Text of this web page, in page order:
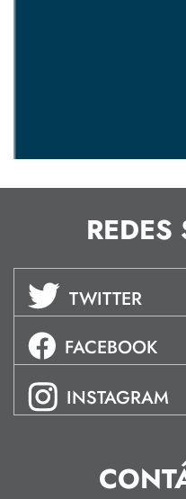
TWITTER
FACEBOOK
INSTAGRAM